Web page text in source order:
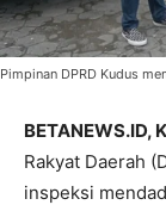
Pimpinan DPRD Kudus
BETANEWS.ID,
Rakyat Daerah
inspeksi